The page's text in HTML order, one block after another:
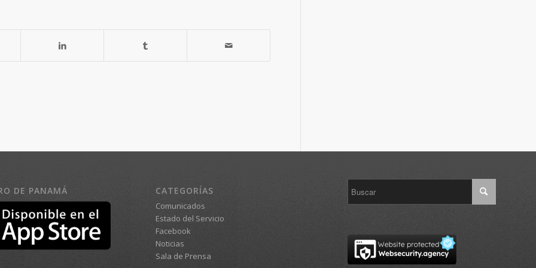
DE PANAMÁ CATEGORÍAS
Comunicados
Estado del Servicio
Facebook
Noticias
Sala de Prensa